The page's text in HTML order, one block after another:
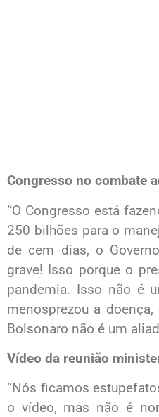
Congresso no combate
“O Congresso está
250 bilhões para o
de cem dias, o
grave! Isso porque o
pandemia. Isso não é
menosprezou a
Bolsonaro não é um
Vídeo da reunião
“Nós ficamos
o vídeo, mas não é